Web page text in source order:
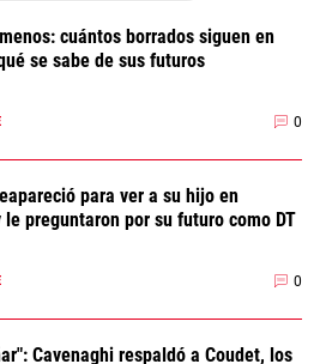
cuántos borrados siguen en
se sabe de sus futuros
0
para ver a su hijo en
preguntaron por su futuro como DT
0
Cavenaghi respaldó a Coudet, los